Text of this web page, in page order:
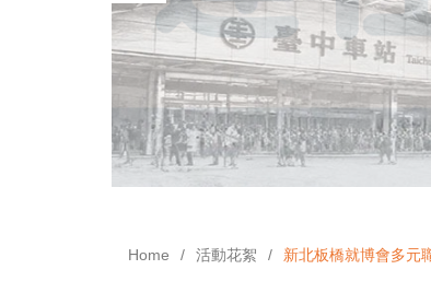
Home 活動花絮 新北板橋就博會多元